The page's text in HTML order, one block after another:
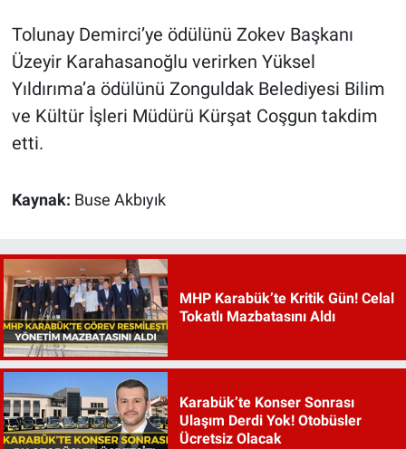
Tolunay Demirci’ye ödülünü Zokev Başkanı
Üzeyir Karahasanoğlu verirken Yüksel
Yıldırıma’a ödülünü Zonguldak Belediyesi Bilim
ve Kültür İşleri Müdürü Kürşat Coşgun takdim
etti.
Kaynak: Buse Akbıyık
MHP Karabük’te Kritik Gün! Celal
Tokatlı Mazbatasını Aldı
Karabük’te Konser Sonrası
Ulaşım Derdi Yok! Otobüsler
Ücretsiz Olacak